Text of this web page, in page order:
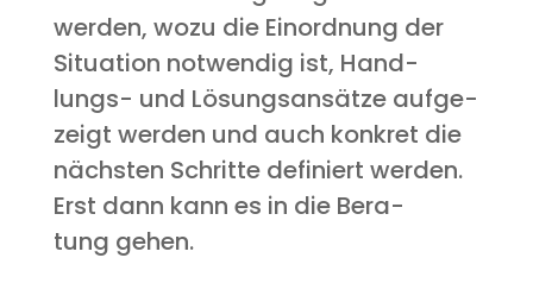
wer­den, wozu die Ein­ord­nung der
Situa­ti­on not­wen­dig ist, Hand­
lungs- und Lösungs­an­sät­ze auf­ge­
zeigt wer­den und auch kon­kret die
nächs­ten Schrit­te defi­niert wer­den.
Erst dann kann es in die Bera­
tung gehen.